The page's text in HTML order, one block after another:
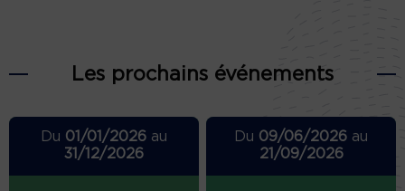
Les prochains événements
Du 01/01/2026au
31/12/2026
Du 09/06/2026 au
21/09/2026